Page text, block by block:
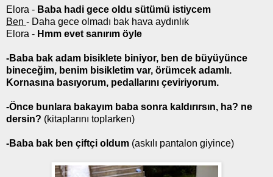
Elora - Baba hadi gece oldu sütümü istiycem
Ben - Daha gece olmadı bak hava aydınlık
Elora - Hmm evet sanırım öyle
-Baba bak adam bisiklete biniyor, ben de büyüyünce
bineceğim, benim bisikletim var, örümcek adamlı.
Kornasına basıyorum, pedallarını çeviriyorum.
-Önce bunlara bakayım baba sonra kaldırırsın, ha? ne
dersin? (kitaplarını toplarken)
-Baba bak ben çiftçi oldum (askılı pantalon giyince)